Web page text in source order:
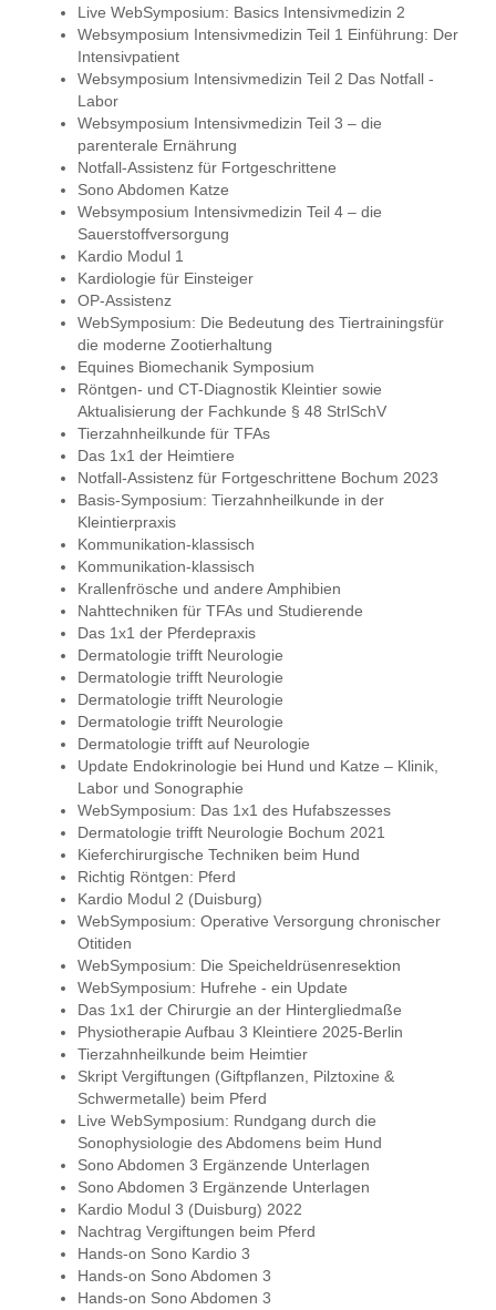
Live WebSymposium: Basics Intensivmedizin 2
Websymposium Intensivmedizin Teil 1 Einführung: Der
Intensivpatient
Websymposium Intensivmedizin Teil 2 Das Notfall -
Labor
Websymposium Intensivmedizin Teil 3 – die
parenterale Ernährung
Notfall-Assistenz für Fortgeschrittene
Sono Abdomen Katze
Websymposium Intensivmedizin Teil 4 – die
Sauerstoffversorgung
Kardio Modul 1
Kardiologie für Einsteiger
OP-Assistenz
WebSymposium: Die Bedeutung des Tiertrainingsfür
die moderne Zootierhaltung
Equines Biomechanik Symposium
Röntgen- und CT-Diagnostik Kleintier sowie
Aktualisierung der Fachkunde § 48 StrlSchV
Tierzahnheilkunde für TFAs
Das 1x1 der Heimtiere
Notfall-Assistenz für Fortgeschrittene Bochum 2023
Basis-Symposium: Tierzahnheilkunde in der
Kleintierpraxis
Kommunikation-klassisch
Kommunikation-klassisch
Krallenfrösche und andere Amphibien
Nahttechniken für TFAs und Studierende
Das 1x1 der Pferdepraxis
Dermatologie trifft Neurologie
Dermatologie trifft Neurologie
Dermatologie trifft Neurologie
Dermatologie trifft Neurologie
Dermatologie trifft auf Neurologie
Update Endokrinologie bei Hund und Katze – Klinik,
Labor und Sonographie
WebSymposium: Das 1x1 des Hufabszesses
Dermatologie trifft Neurologie Bochum 2021
Kieferchirurgische Techniken beim Hund
Richtig Röntgen: Pferd
Kardio Modul 2 (Duisburg)
WebSymposium: Operative Versorgung chronischer
Otitiden
WebSymposium: Die Speicheldrüsenresektion
WebSymposium: Hufrehe - ein Update
Das 1x1 der Chirurgie an der Hintergliedmaße
Physiotherapie Aufbau 3 Kleintiere 2025-Berlin
Tierzahnheilkunde beim Heimtier
Skript Vergiftungen (Giftpflanzen, Pilztoxine &
Schwermetalle) beim Pferd
Live WebSymposium: Rundgang durch die
Sonophysiologie des Abdomens beim Hund
Sono Abdomen 3 Ergänzende Unterlagen
Sono Abdomen 3 Ergänzende Unterlagen
Kardio Modul 3 (Duisburg) 2022
Nachtrag Vergiftungen beim Pferd
Hands-on Sono Kardio 3
Hands-on Sono Abdomen 3
Hands-on Sono Abdomen 3